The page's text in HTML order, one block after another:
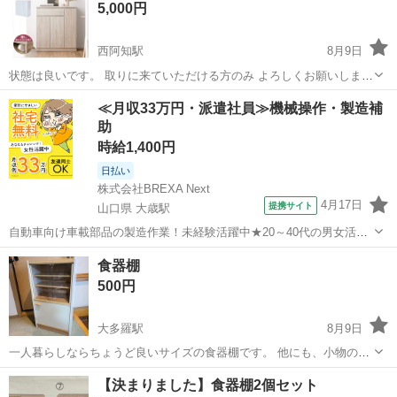
5,000円
西阿知駅
8月9日
状態は良いです。 取りに来ていただける方のみ よろしくお願いしま
す！
岡山 倉敷市 西阿知駅 収納家具
≪月収33万円・派遣社員≫機械操作・製造補
助
時給1,400円
日払い
株式会社BREXA Next
山口県 大歳駅
提携サイト 4月17日
自動車向け車載部品の製造作業！未経験活躍中★20～40代の男女活躍
中！友達同士での応募OK！備品付きワンルーム寮費無料！赴任旅費会
社負担！生活支援物資事前対応可◎格安食堂利用可！年間休日135日
♪《山口県山口市》 人気の工...
山口 山口市 大歳駅
食器棚
500円
大多羅駅
8月9日
一人暮らしならちょうど良いサイズの食器棚です。 他にも、小物の片
付け等にどうでしょうか？ <サイズ> 高さ 88cm 奥行き 29.5cm 横幅
47.5cm 傷、取れない汚れなどの使用感あります。 中古品へのご理解
岡山 岡山市 大多羅駅 収納家具
【決まりました】食器棚2個セット